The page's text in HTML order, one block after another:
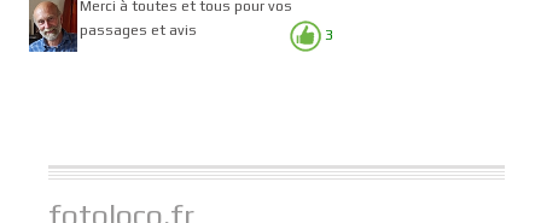
3
Merci à toutes et tous pour vos
passages et avis
fotoloco.fr